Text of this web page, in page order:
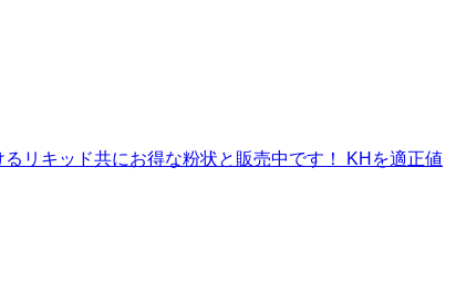
リキッド共にお得な粉状と販売中です！ KHを適正値